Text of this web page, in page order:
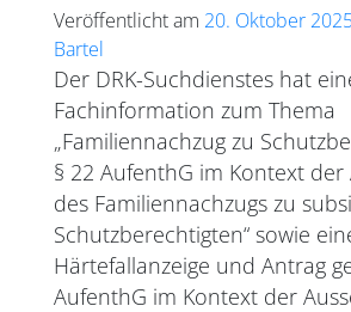
Veröffentlicht am 20. Oktober
Bartel
Der DRK-Suchdienstes hat
Fachinformation zum Thema
„Familiennachzug zu
§ 22 AufenthG im Kontext der
des Familiennachzugs zu
Schutzberechtigten“ sowie
Härtefallanzeige und Antrag
AufenthG im Kontext der